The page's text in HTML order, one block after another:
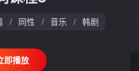
/ 同性 / 音乐 / 韩剧
即播放